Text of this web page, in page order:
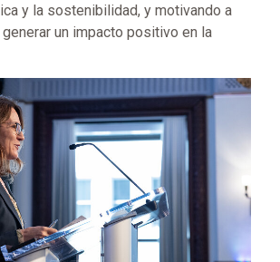
y la sostenibilidad, y motivando a
un impacto positivo en la